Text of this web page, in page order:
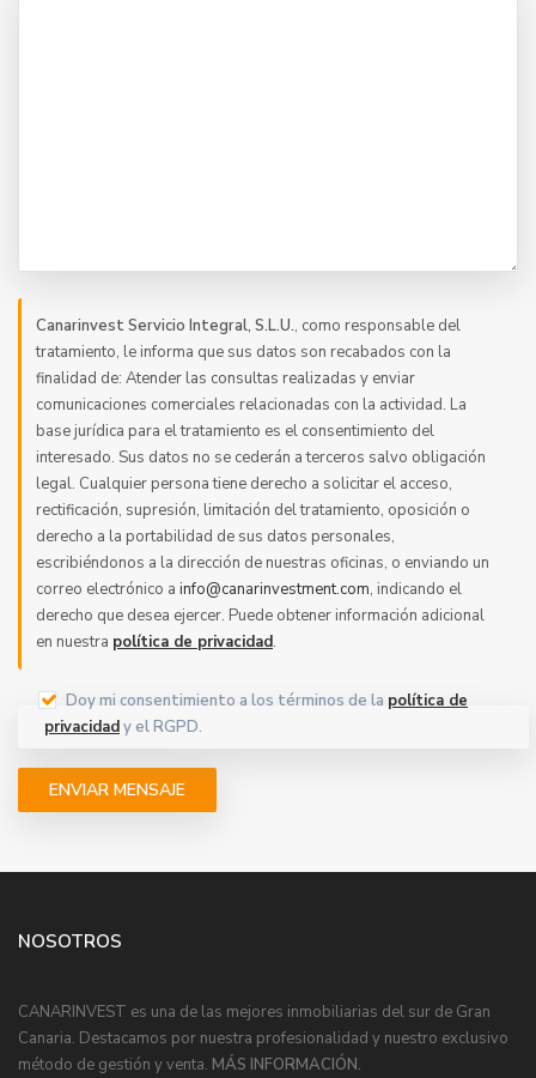
Canarinvest Servicio Integral, S.L.U., como responsable del
tratamiento, le informa que sus datos son recabados con la
finalidad de: Atender las consultas realizadas y enviar
comunicaciones comerciales relacionadas con la actividad. La
base jurídica para el tratamiento es el consentimiento del
interesado. Sus datos no se cederán a terceros salvo obligación
legal. Cualquier persona tiene derecho a solicitar el acceso,
rectificación, supresión, limitación del tratamiento, oposición o
derecho a la portabilidad de sus datos personales,
escribiéndonos a la dirección de nuestras oficinas, o enviando un
correo electrónico a info@canarinvestment.com, indicando el
derecho que desea ejercer. Puede obtener información adicional
en nuestra política de privacidad.
Doy mi consentimiento a los términos de la política de
privacidady el RGPD.
NOSOTROS
CANARINVEST es una de las mejores inmobiliarias del sur de Gran
Canaria. Destacamos por nuestra profesionalidad y nuestro exclusivo
método de gestión y venta. MÁS INFORMACIÓN.